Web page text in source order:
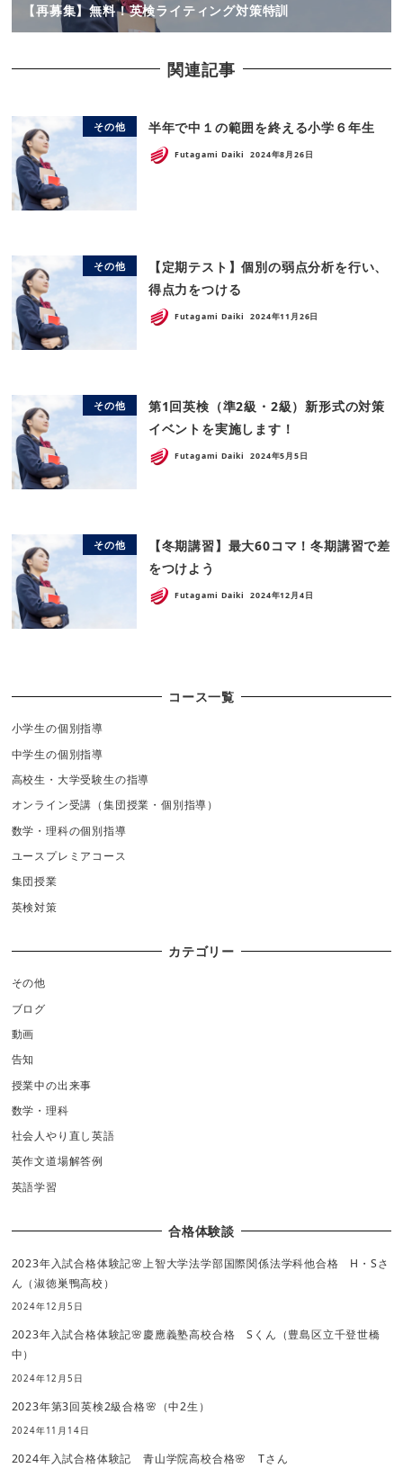
【再募集】無料！英検ライティング対策特訓
関連記事
その他 半年で中１の範囲を終える小学６年生
Futagami Daiki 2024年8月26日
その他
【定期テスト】個別の弱点分析を行い、
得点力をつける
Futagami Daiki 2024年11月26日
その他
第1回英検（準2級・2級）新形式の対策
イベントを実施します！
Futagami Daiki 2024年5月5日
その他
【冬期講習】最大60コマ！冬期講習で差
をつけよう
Futagami Daiki 2024年12月4日
コース一覧
小学生の個別指導
中学生の個別指導
高校生・大学受験生の指導
オンライン受講（集団授業・個別指導）
数学・理科の個別指導
ユースプレミアコース
集団授業
英検対策
カテゴリー
その他
ブログ
動画
告知
授業中の出来事
数学・理科
社会人やり直し英語
英作文道場解答例
英語学習
合格体験談
2023年入試合格体験記🌸上智大学法学部国際関係法学科他合格 H・Sさ
ん（淑徳巣鴨高校）
2024年12月5日
2023年入試合格体験記🌸慶應義塾高校合格 Sくん（豊島区立千登世橋
中）
2024年12月5日
2023年第3回英検2級合格🌸（中2生）
2024年11月14日
2024年入試合格体験記 青山学院高校合格🌸 Tさん